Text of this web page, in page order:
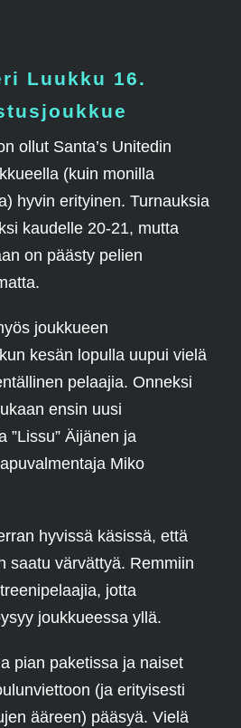
Luukku 16.
ollut Santa’s Unitedin
(kuin monilla
hyvin erityinen. Turnauksia
kaudelle 20-21, mutta
on päästy pelien
joukkueen
kesän lopulla uupui vielä
pelaajia. Onneksi
ensin uusi
”Lissu” Äijänen ja
Miko
hyvissä käsissä, että
saatu värvättyä. Remmiin
jotta
joukkueessa yllä.
pian paketissa ja naiset
(ja erityisesti
ääreen) pääsyä. Vielä